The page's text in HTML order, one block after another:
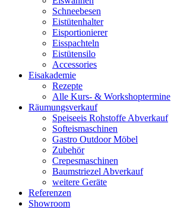
Schneebesen
Eistütenhalter
Eisportionierer
Eisspachteln
Eistütensilo
Accessories
Eisakademie
Rezepte
Alle Kurs- & Workshoptermine
Räumungsverkauf
Speiseeis Rohstoffe Abverkauf
Softeismaschinen
Gastro Outdoor Möbel
Zubehör
Crepesmaschinen
Baumstriezel Abverkauf
weitere Geräte
Referenzen
Showroom